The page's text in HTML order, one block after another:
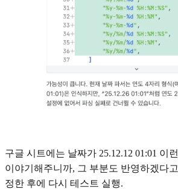
구글 시트에는 날짜가 25.12.12 01:01 이
이야기해주니까, 그 부분도 반영하겠다
정한 후에 다시 테스트 실행.